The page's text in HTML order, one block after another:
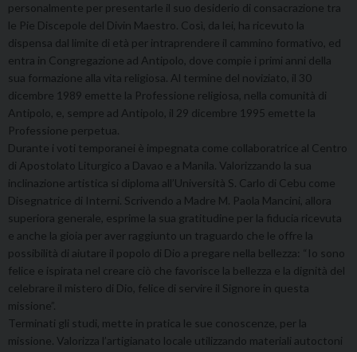
personalmente per presentarle il suo desiderio di consacrazione tra
le Pie Discepole del Divin Maestro. Così, da lei, ha ricevuto la
dispensa dal limite di età per intraprendere il cammino formativo, ed
entra in Congregazione ad Antipolo, dove compie i primi anni della
sua formazione alla vita religiosa. Al termine del noviziato, il 30
dicembre 1989 emette la Professione religiosa, nella comunità di
Antipolo, e, sempre ad Antipolo, il 29 dicembre 1995 emette la
Professione perpetua.
Durante i voti temporanei è impegnata come collaboratrice al Centro
di Apostolato Liturgico a Davao e a Manila. Valorizzando la sua
inclinazione artistica si diploma all’Università S. Carlo di Cebu come
Disegnatrice di Interni. Scrivendo a Madre M. Paola Mancini, allora
superiora generale, esprime la sua gratitudine per la fiducia ricevuta
e anche la gioia per aver raggiunto un traguardo che le offre la
possibilità di aiutare il popolo di Dio a pregare nella bellezza: “Io sono
felice e ispirata nel creare ciò che favorisce la bellezza e la dignità del
celebrare il mistero di Dio, felice di servire il Signore in questa
missione”.
Terminati gli studi, mette in pratica le sue conoscenze, per la
missione. Valorizza l’artigianato locale utilizzando materiali autoctoni